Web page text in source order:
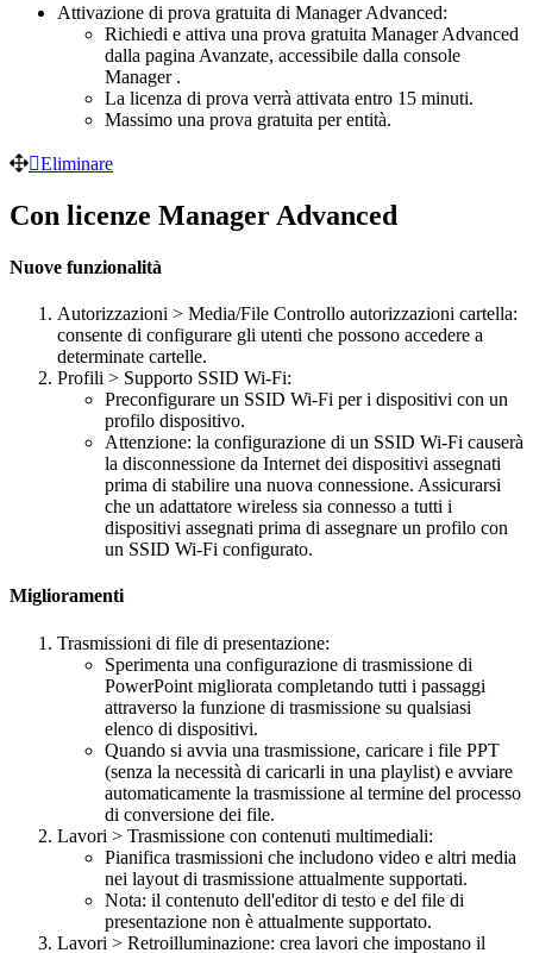
Attivazione di prova gratuita di Manager Advanced:
Richiedi e attiva una prova gratuita Manager Advanced
dalla pagina Avanzate, accessibile dalla console
Manager .
La licenza di prova verrà attivata entro 15 minuti.
Massimo una prova gratuita per entità.
Eliminare
Con licenze Manager Advanced
Nuove funzionalità
Autorizzazioni > Media/File Controllo autorizzazioni cartella:
consente di configurare gli utenti che possono accedere a
determinate cartelle.
Profili > Supporto SSID Wi-Fi:
Preconfigurare un SSID Wi-Fi per i dispositivi con un
profilo dispositivo.
Attenzione: la configurazione di un SSID Wi-Fi causerà
la disconnessione da Internet dei dispositivi assegnati
prima di stabilire una nuova connessione. Assicurarsi
che un adattatore wireless sia connesso a tutti i
dispositivi assegnati prima di assegnare un profilo con
un SSID Wi-Fi configurato.
Miglioramenti
Trasmissioni di file di presentazione:
Sperimenta una configurazione di trasmissione di
PowerPoint migliorata completando tutti i passaggi
attraverso la funzione di trasmissione su qualsiasi
elenco di dispositivi.
Quando si avvia una trasmissione, caricare i file PPT
(senza la necessità di caricarli in una playlist) e avviare
automaticamente la trasmissione al termine del processo
di conversione dei file.
Lavori > Trasmissione con contenuti multimediali:
Pianifica trasmissioni che includono video e altri media
nei layout di trasmissione attualmente supportati.
Nota: il contenuto dell'editor di testo e del file di
presentazione non è attualmente supportato.
Lavori > Retroilluminazione: crea lavori che impostano il